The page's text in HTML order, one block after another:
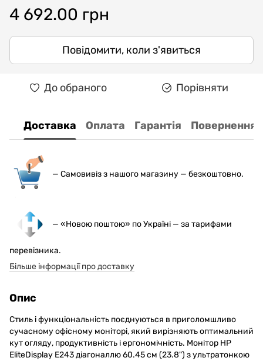
4 692.00 грн
Повідомити, коли з'явиться
До обраного Порівняти
Доставка Оплата Гарантія Повернення
— Самовивіз з нашого магазину — безкоштовно.
— «Новою поштою» по Україні — за тарифами
перевізника.
Більше інформації про доставку
Опис
Стиль і функціональність поєднуються в приголомшливо
сучасному офісному моніторі, який вирізняють оптимальний
кут огляду, продуктивність і ергономічність. Монітор HP
EliteDisplay E243 діагоналлю 60.45 см (23.8") з ультратонкою